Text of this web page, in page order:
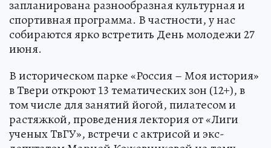
запланирована разнообразная культурная и
спортивная программа. В частности, у нас
собираются ярко встретить День молодежи 27
июня.
В историческом парке «Россия – Моя история»
в Твери откроют 13 тематических зон (12+), в
том числе для занятий йогой, пилатесом и
растяжкой, проведения лектория от «Лиги
ученых ТвГУ», встречи с актрисой и экс-